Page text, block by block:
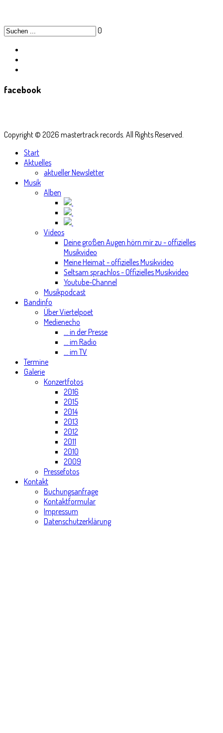
0
facebook
Copyright © 2026 mastertrack records. All Rights Reserved.
Start
Aktuelles
aktueller Newsletter
Musik
Alben
Videos
Deine großen Augen hörn mir zu - offizielles
Musikvideo
Meine Heimat - offizielles Musikvideo
Seltsam sprachlos - Offizielles Musikvideo
Youtube-Channel
Musikpodcast
Bandinfo
Über Viertelpoet
Medienecho
... in der Presse
... im Radio
... im TV
Termine
Galerie
Konzertfotos
2016
2015
2014
2013
2012
2011
2010
2009
Pressefotos
Kontakt
Buchungsanfrage
Kontaktformular
Impressum
Datenschutzerklärung